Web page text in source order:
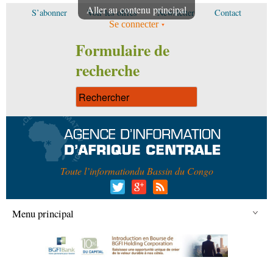
Aller au contenu principal
S’abonner Voir les offres Newsletter Contact
Se connecter
Formulaire de
recherche
Toute l’informationdu Bassin du Congo
Menu principal